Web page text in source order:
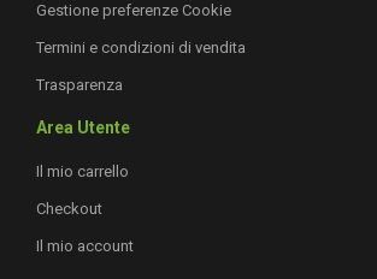
Gestione preferenze Cookie
Termini e condizioni di vendita
Trasparenza
Area Utente
Il mio carrello
Checkout
Il mio account